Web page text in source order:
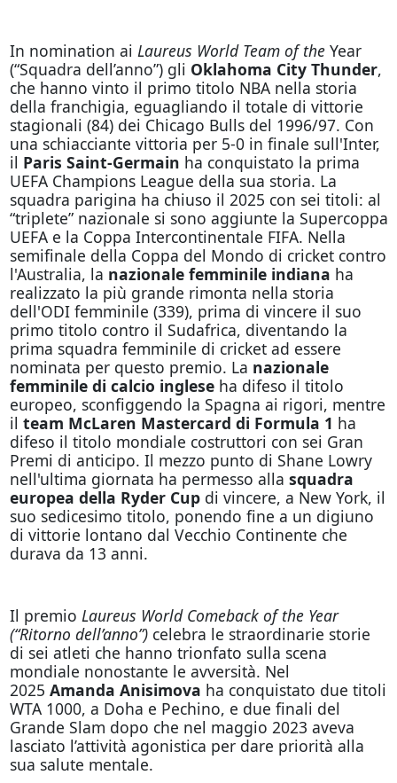
In nomination ai Laureus World Team of the Year
(“Squadra dell’anno”) gli Oklahoma City Thunder,
che hanno vinto il primo titolo NBA nella storia
della franchigia, eguagliando il totale di vittorie
stagionali (84) dei Chicago Bulls del 1996/97. Con
una schiacciante vittoria per 5-0 in finale sull'Inter,
il Paris Saint-Germain ha conquistato la prima
UEFA Champions League della sua storia. La
squadra parigina ha chiuso il 2025 con sei titoli: al
“triplete” nazionale si sono aggiunte la Supercoppa
UEFA e la Coppa Intercontinentale FIFA. Nella
semifinale della Coppa del Mondo di cricket contro
l'Australia, la nazionale femminile indiana ha
realizzato la più grande rimonta nella storia
dell'ODI femminile (339), prima di vincere il suo
primo titolo contro il Sudafrica, diventando la
prima squadra femminile di cricket ad essere
nominata per questo premio. La nazionale
femminile di calcio ingleseha difeso il titolo
europeo, sconfiggendo la Spagna ai rigori, mentre
il team McLaren Mastercard di Formula 1 ha
difeso il titolo mondiale costruttori con sei Gran
Premi di anticipo. Il mezzo punto di Shane Lowry
nell'ultima giornata ha permesso alla squadra
europea della Ryder Cupdi vincere, a New York, il
suo sedicesimo titolo, ponendo fine a un digiuno
di vittorie lontano dal Vecchio Continente che
durava da 13 anni.
Il premio Laureus World Comeback of the Year
(“Ritorno dell’anno”) celebra le straordinarie storie
di sei atleti che hanno trionfato sulla scena
mondiale nonostante le avversità. Nel
2025 Amanda Anisimova ha conquistato due titoli
WTA 1000, a Doha e Pechino, e due finali del
Grande Slam dopo che nel maggio 2023 aveva
lasciato l’attività agonistica per dare priorità alla
sua salute mentale.